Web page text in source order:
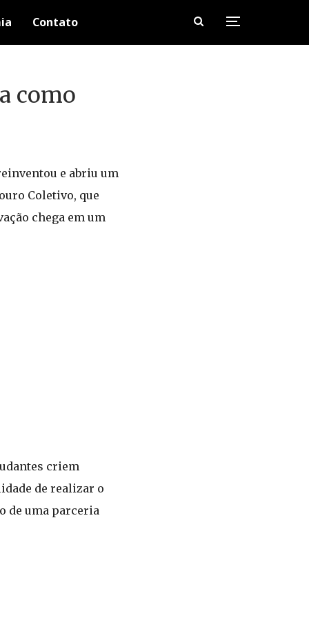
Contato
como
e abriu um
Coletivo, que
chega em um
criem
de realizar o
de uma parceria